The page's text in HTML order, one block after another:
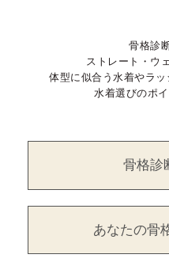
骨格診
ストレート・ウ
体型に似合う水着やラッ
水着選びのポ
骨格診
あなたの骨